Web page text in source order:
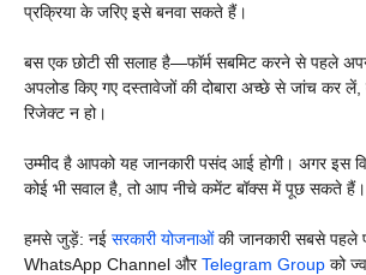
प्रक्रिया के जरिए इसे बनवा सकते हैं।
बस एक छोटी सी सलाह है—फॉर्म सबमिट करने से पहले
अपलोड किए गए दस्तावेजों की दोबारा अच्छे से जांच कर
रिजेक्ट न हो।
उम्मीद है आपको यह जानकारी पसंद आई होगी। अगर इस
कोई भी सवाल है, तो आप नीचे कमेंट बॉक्स में पूछ सकते हैं।
हमसे जुड़ें: नई सरकारी योजनाओंकी जानकारी सबसे पहले
WhatsApp Channel औरTelegram Group को